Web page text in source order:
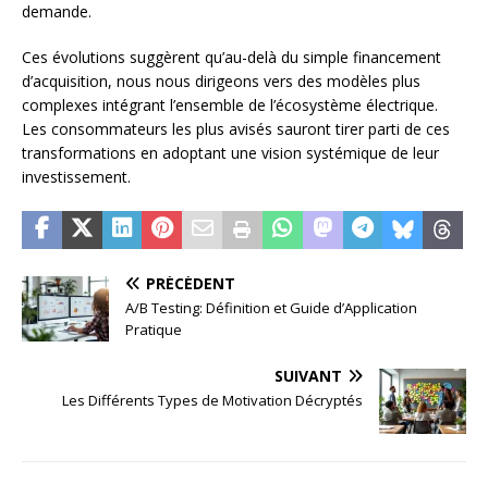
demande.
Ces évolutions suggèrent qu’au-delà du simple financement
d’acquisition, nous nous dirigeons vers des modèles plus
complexes intégrant l’ensemble de l’écosystème électrique.
Les consommateurs les plus avisés sauront tirer parti de ces
transformations en adoptant une vision systémique de leur
investissement.
PRÉCÉDENT
A/B Testing: Définition et Guide d’Application
Pratique
SUIVANT
Les Différents Types de Motivation Décryptés